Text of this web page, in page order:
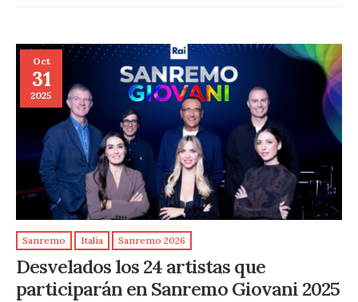
Oct
31
2025
Sanremo Italia Sanremo 2026
Desvelados los 24 artistas que
participarán en Sanremo Giovani 2025